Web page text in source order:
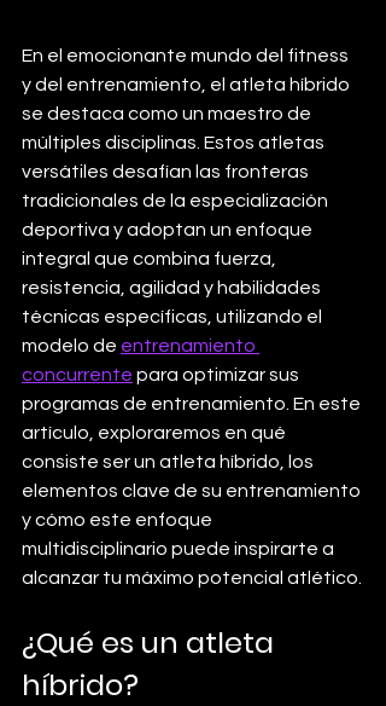
En el emocionante mundo del fitness
y del entrenamiento, el atleta híbrido
se destaca como un maestro de
múltiples disciplinas. Estos atletas
versátiles desafían las fronteras
tradicionales de la especialización
deportiva y adoptan un enfoque
integral que combina fuerza,
resistencia, agilidad y habilidades
técnicas específicas, utilizando el
modelo de entrenamiento
concurrente para optimizar sus
programas de entrenamiento. En este
artículo, exploraremos en qué
consiste ser un atleta híbrido, los
elementos clave de su entrenamiento
y cómo este enfoque
multidisciplinario puede inspirarte a
alcanzar tu máximo potencial atlético.
¿Qué es un atleta
híbrido?